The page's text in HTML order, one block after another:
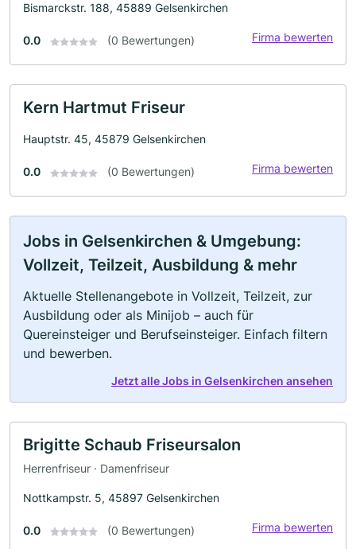
Bismarckstr. 188, 45889 Gelsenkirchen
0.0 (0 Bewertungen) Firma bewerten
Kern Hartmut Friseur
Hauptstr. 45, 45879 Gelsenkirchen
0.0 (0 Bewertungen) Firma bewerten
Jobs in Gelsenkirchen & Umgebung:
Vollzeit, Teilzeit, Ausbildung & mehr
Aktuelle Stellenangebote in Vollzeit, Teilzeit, zur
Ausbildung oder als Minijob – auch für
Quereinsteiger und Berufseinsteiger. Einfach filtern
und bewerben.
Jetzt alle Jobs in Gelsenkirchen ansehen
Brigitte Schaub Friseursalon
Herrenfriseur · Damenfriseur
Nottkampstr. 5, 45897 Gelsenkirchen
0.0 (0 Bewertungen) Firma bewerten